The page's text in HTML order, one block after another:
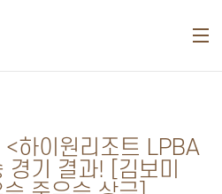
하이원리조트 LPBA
경기 결과! [김보미